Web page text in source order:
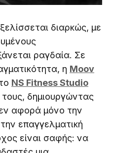
διαρκώς, με
ραγδαία. Σε
η Moov
NS Fitness Studio
δημιουργώντας
αφορά μόνο την
επαγγελματική
είναι σαφής: να